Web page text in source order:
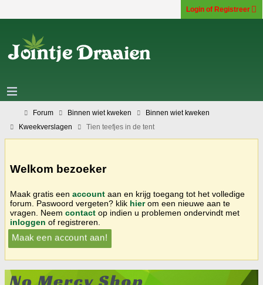
Login of Registreer
Forum Binnen wiet kweken
Binnen wiet kweken
Kweekverslagen
Tien teefjes in de tent
Welkom bezoeker
Maak gratis een account aan en krijg toegang tot het volledige
forum. Paswoord vergeten? klik hierom een nieuwe aan te
vragen. Neem contact op indien u problemen ondervindt met
inloggen of registreren.
Maak een account aan!